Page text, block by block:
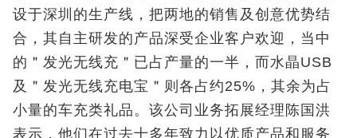
设于深圳的生产线，把两地的销售及创意优势结
合，其自主研发的产品深受企业客户欢迎，当中
的＂发光无线充＂已占产量的一半，而水晶USB
及＂发光无线充电宝＂则各占约25%，其余为占
小量的车充类礼品。该公司业务拓展经理陈国洪
表示，他们在过去十多年致力以优质产品和服务